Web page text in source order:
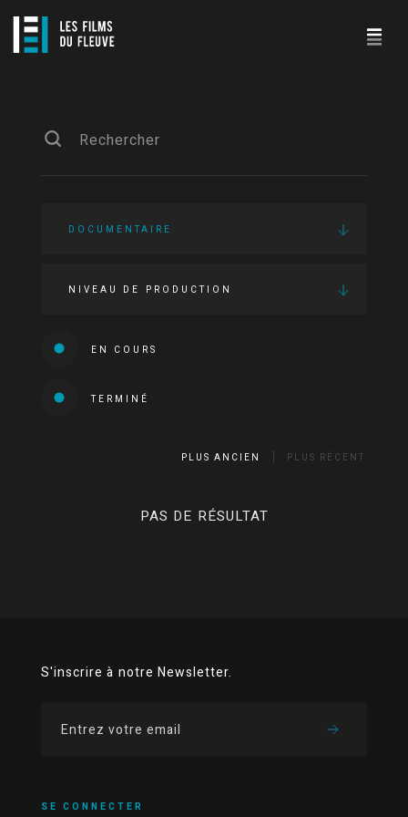
DOCUMENTAIRE
NIVEAU DE PRODUCTION
EN COURS
TERMINÉ
PLUS ANCIEN PLUS RÉCENT
PAS DE RÉSULTAT
S'inscrire à notre Newsletter.
SE CONNECTER